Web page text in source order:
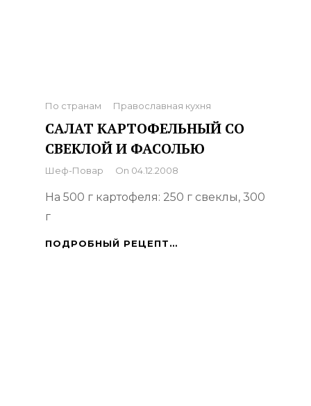
Categories
По странам Православная кухня
САЛАТ КАРТОФЕЛЬНЫЙ СО
СВЕКЛОЙ И ФАСОЛЬЮ
By
Шеф-Повар On 04.12.2008
На 500 г картофеля: 250 г свеклы, 300
г
ПОДРОБНЫЙ РЕЦЕПТ…